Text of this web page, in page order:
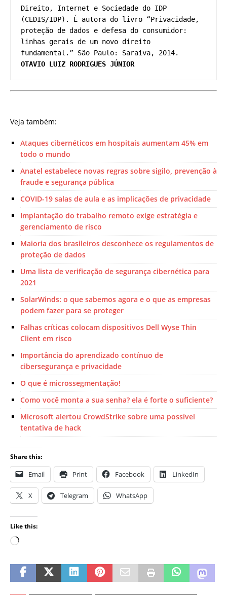
Direito, Internet e Sociedade do IDP
(CEDIS/IDP). É autora do livro “Privacidade,
proteção de dados e defesa do consumidor:
linhas gerais de um novo direito
OTAVIO LUIZ RODRIGUES JÚNIOR
Veja também:
Ataques cibernéticos em hospitais aumentam 45% em
todo o mundo
Anatel estabelece novas regras sobre sigilo, prevenção à
fraude e segurança pública
COVID-19 salas de aula e as implicações de privacidade
Implantação do trabalho remoto exige estratégia e
gerenciamento de risco
Maioria dos brasileiros desconhece os regulamentos de
proteção de dados
Uma lista de verificação de segurança cibernética para
2021
SolarWinds: o que sabemos agora e o que as empresas
podem fazer para se proteger
Falhas críticas colocam dispositivos Dell Wyse Thin
Client em risco
Importância do aprendizado contínuo de
cibersegurança e privacidade
O que é microssegmentação!
Como você monta a sua senha? ela é forte o suficiente?
Microsoft alertou CrowdStrike sobre uma possível
tentativa de hack
Share this:
Email Print Facebook LinkedIn
X Telegram WhatsApp
Like this: